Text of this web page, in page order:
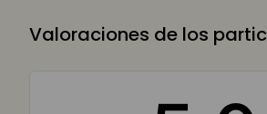
Valoraciones de los